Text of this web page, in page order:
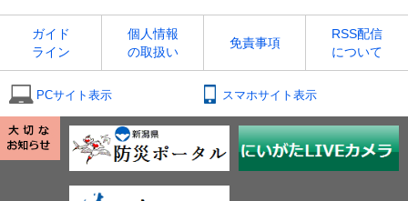
ガイド
ライン
個人情報
の取扱い
免責事項
RSS配信
について
PCサイト表示 スマホサイト表示